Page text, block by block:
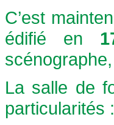
C’est
édifié en
La salle de
particularités :